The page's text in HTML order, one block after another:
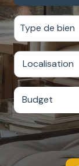
DIVERS
Type de bien
Budget